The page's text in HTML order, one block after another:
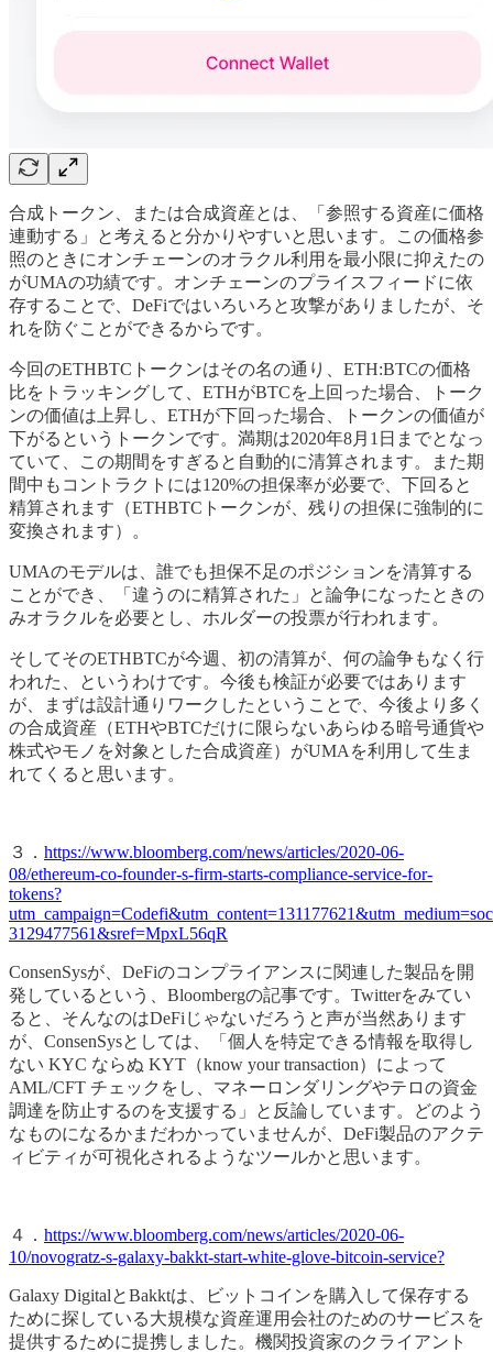
合成トークン、または合成資産とは、「参照する資産に価格
連動する」と考えると分かりやすいと思います。この価格参
照のときにオンチェーンのオラクル利用を最小限に抑えたの
がUMAの功績です。オンチェーンのプライスフィードに依
存することで、DeFiではいろいろと攻撃がありましたが、そ
れを防ぐことができるからです。
今回のETHBTCトークンはその名の通り、ETH:BTCの価格
比をトラッキングして、ETHがBTCを上回った場合、トーク
ンの価値は上昇し、ETHが下回った場合、トークンの価値が
下がるというトークンです。満期は2020年8月1日までとなっ
ていて、この期間をすぎると自動的に清算されます。また期
間中もコントラクトには120%の担保率が必要で、下回ると
精算されます（ETHBTCトークンが、残りの担保に強制的に
変換されます）。
UMAのモデルは、誰でも担保不足のポジションを清算する
ことができ、「違うのに精算された」と論争になったときの
みオラクルを必要とし、ホルダーの投票が行われます。
そしてそのETHBTCが今週、初の清算が、何の論争もなく行
われた、というわけです。今後も検証が必要ではあります
が、まずは設計通りワークしたということで、今後より多く
の合成資産（ETHやBTCだけに限らないあらゆる暗号通貨や
株式やモノを対象とした合成資産）がUMAを利用して生ま
れてくると思います。
３． https://www.bloomberg.com/news/articles/2020-06-
08/ethereum-co-founder-s-firm-starts-compliance-service-for-
tokens?
3129477561&sref=MpxL56qR
ConsenSysが、DeFiのコンプライアンスに関連した製品を開
発しているという、Bloombergの記事です。Twitterをみてい
ると、そんなのはDeFiじゃないだろうと声が当然あります
が、ConsenSysとしては、「個人を特定できる情報を取得し
ない KYC ならぬ KYT（know your transaction）によって
AML/CFT チェックをし、マネーロンダリングやテロの資金
調達を防止するのを支援する」と反論しています。どのよう
なものになるかまだわかっていませんが、DeFi製品のアクテ
ィビティが可視化されるようなツールかと思います。
４． https://www.bloomberg.com/news/articles/2020-06-
10/novogratz-s-galaxy-bakkt-start-white-glove-bitcoin-service?
Galaxy DigitalとBakktは、ビットコインを購入して保存する
ために探している大規模な資産運用会社のためのサービスを
提供するために提携しました。機関投資家のクライアント